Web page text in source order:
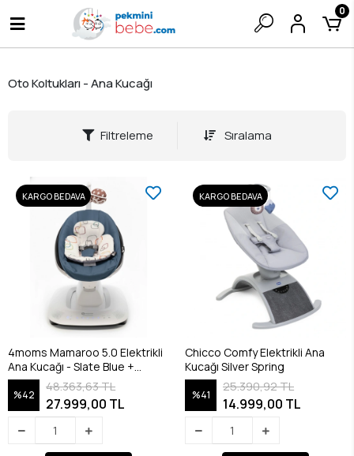
0
Oto Koltukları - Ana Kucağı
Filtreleme Sıralama
KARGO BEDAVA
4moms Mamaroo 5.0 Elektrikli
Ana Kucağı - Slate Blue +
Yenidoğan Destek Pedi
%42
48.363,63 TL
27.999,00 TL
KARGO BEDAVA
Chicco Comfy Elektrikli Ana
Kucağı Silver Spring
%41
25.390,92 TL
14.999,00 TL